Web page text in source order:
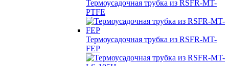
Термоусадочная трубка из RSFR-MT-
PTFE
Термоусадочная трубка из RSFR-MT-
FEP